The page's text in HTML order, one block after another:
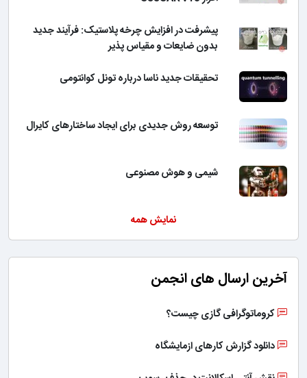
پیشرفت در افزایش چرخه پلاستیک: فرآیند جدید
بدون ضایعات و مقیاس پذیر
تحقیقات جدید ناسا درباره تونل کوانتومی
توسعه روش جدیدی برای ایجاد ساختارهای کایرال
شیمی و هوش مصنوعی
نمایش همه
آخرین ارسال های انجمن
کروماتوگرافی گازی چیست؟
دانلود گزارش کارهای ازمایشگاه